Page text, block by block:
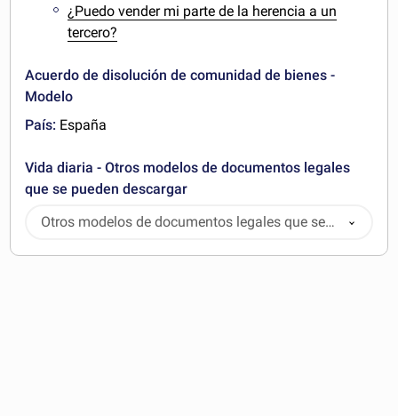
¿Puedo vender mi parte de la herencia a un
tercero?
Acuerdo de disolución de comunidad de bienes -
Modelo
País: España
Vida diaria - Otros modelos de documentos legales
que se pueden descargar
Otros modelos de documentos legales que se
pueden descargar